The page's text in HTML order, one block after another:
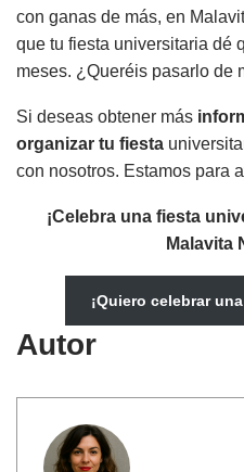
con ganas de más, en
que tu fiesta universitaria dé
meses. ¿Queréis pasarlo de
Si deseas obtener más
organizar tu fiesta
con nosotros. Estamos para
¡Celebra una fiesta
Malavita
¡Quiero celebrar
Autor